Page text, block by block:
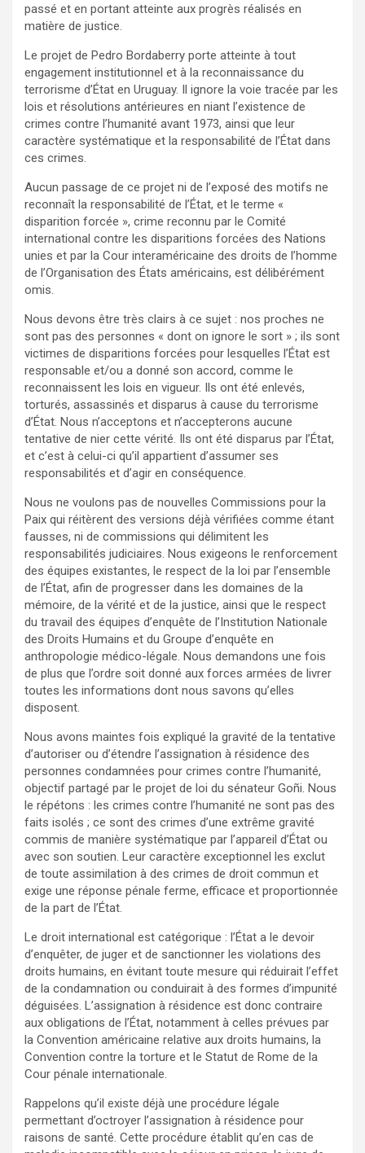
passé et en portant atteinte aux progrès réalisés en
matière de justice.
Le projet de Pedro Bordaberry porte atteinte à tout
engagement institutionnel et à la reconnaissance du
terrorisme d’État en Uruguay. Il ignore la voie tracée par les
lois et résolutions antérieures en niant l’existence de
crimes contre l’humanité avant 1973, ainsi que leur
caractère systématique et la responsabilité de l’État dans
ces crimes.
Aucun passage de ce projet ni de l’exposé des motifs ne
reconnaît la responsabilité de l’État, et le terme «
disparition forcée », crime reconnu par le Comité
international contre les disparitions forcées des Nations
unies et par la Cour interaméricaine des droits de l’homme
de l’Organisation des États américains, est délibérément
omis.
Nous devons être très clairs à ce sujet : nos proches ne
sont pas des personnes « dont on ignore le sort » ; ils sont
victimes de disparitions forcées pour lesquelles l’État est
responsable et/ou a donné son accord, comme le
reconnaissent les lois en vigueur. Ils ont été enlevés,
torturés, assassinés et disparus à cause du terrorisme
d’État. Nous n’acceptons et n’accepterons aucune
tentative de nier cette vérité. Ils ont été disparus par l’État,
et c’est à celui-ci qu’il appartient d’assumer ses
responsabilités et d’agir en conséquence.
Nous ne voulons pas de nouvelles Commissions pour la
Paix qui réitèrent des versions déjà vérifiées comme étant
fausses, ni de commissions qui délimitent les
responsabilités judiciaires. Nous exigeons le renforcement
des équipes existantes, le respect de la loi par l’ensemble
de l’État, afin de progresser dans les domaines de la
mémoire, de la vérité et de la justice, ainsi que le respect
du travail des équipes d’enquête de l’Institution Nationale
des Droits Humains et du Groupe d’enquête en
anthropologie médico-légale. Nous demandons une fois
de plus que l’ordre soit donné aux forces armées de livrer
toutes les informations dont nous savons qu’elles
disposent.
Nous avons maintes fois expliqué la gravité de la tentative
d’autoriser ou d’étendre l’assignation à résidence des
personnes condamnées pour crimes contre l’humanité,
objectif partagé par le projet de loi du sénateur Goñi. Nous
le répétons : les crimes contre l’humanité ne sont pas des
faits isolés ; ce sont des crimes d’une extrême gravité
commis de manière systématique par l’appareil d’État ou
avec son soutien. Leur caractère exceptionnel les exclut
de toute assimilation à des crimes de droit commun et
exige une réponse pénale ferme, efficace et proportionnée
de la part de l’État.
Le droit international est catégorique : l’État a le devoir
d’enquêter, de juger et de sanctionner les violations des
droits humains, en évitant toute mesure qui réduirait l’effet
de la condamnation ou conduirait à des formes d’impunité
déguisées. L’assignation à résidence est donc contraire
aux obligations de l’État, notamment à celles prévues par
la Convention américaine relative aux droits humains, la
Convention contre la torture et le Statut de Rome de la
Cour pénale internationale.
Rappelons qu’il existe déjà une procédure légale
permettant d’octroyer l’assignation à résidence pour
raisons de santé. Cette procédure établit qu’en cas de